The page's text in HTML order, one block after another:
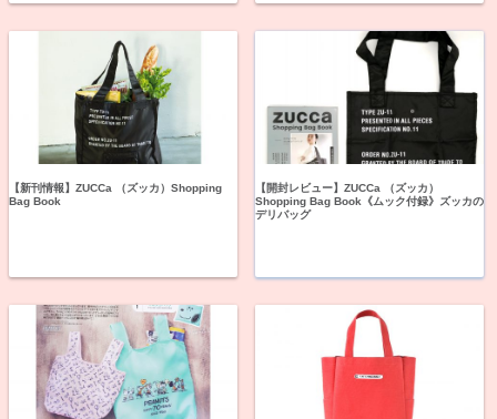
【新刊情報】ZUCCa （ズッカ）Shopping
Bag Book
【開封レビュー】ZUCCa （ズッカ）
Shopping Bag Book《ムック付録》ズッカの
デリバッグ